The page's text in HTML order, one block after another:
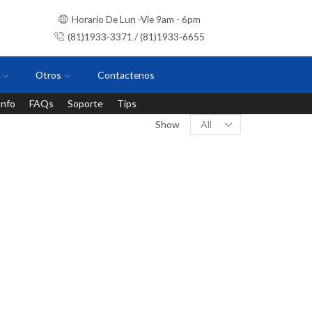
Horario De Lun -Vie 9am - 6pm
(81)1933-3371 / (81)1933-6655
Otros Contactenos
FAQs Soporte
Tips
Show